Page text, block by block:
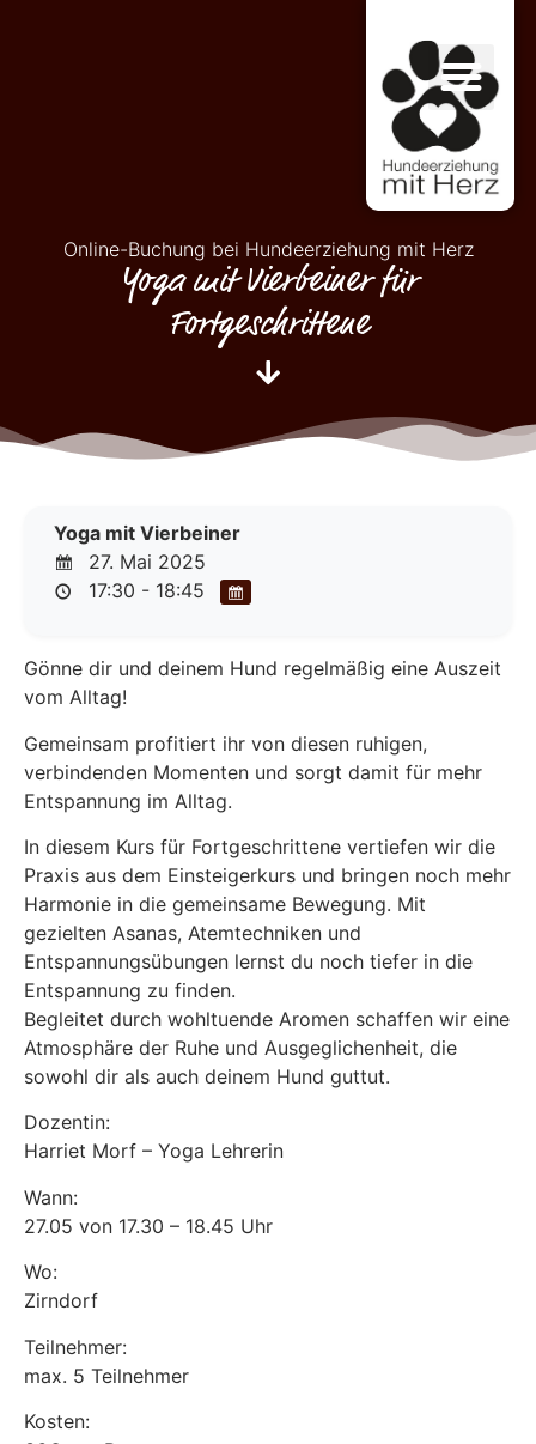
Online-Buchung bei Hundeerziehung mit Herz
Yoga mit Vierbeiner für
Fortgeschrittene
Yoga mit Vierbeiner
27. Mai 2025
17:30 - 18:45
Gönne dir und deinem Hund regelmäßig eine Auszeit
vom Alltag!
Gemeinsam profitiert ihr von diesen ruhigen,
verbindenden Momenten und sorgt damit für mehr
Entspannung im Alltag.
In diesem Kurs für Fortgeschrittene vertiefen wir die
Praxis aus dem Einsteigerkurs und bringen noch mehr
Harmonie in die gemeinsame Bewegung. Mit
gezielten Asanas, Atemtechniken und
Entspannungsübungen lernst du noch tiefer in die
Entspannung zu finden.
Begleitet durch wohltuende Aromen schaffen wir eine
Atmosphäre der Ruhe und Ausgeglichenheit, die
sowohl dir als auch deinem Hund guttut.
Dozentin:
Harriet Morf – Yoga Lehrerin
Wann:
27.05 von 17.30 – 18.45 Uhr
Wo:
Zirndorf
Teilnehmer:
max. 5 Teilnehmer
Kosten: